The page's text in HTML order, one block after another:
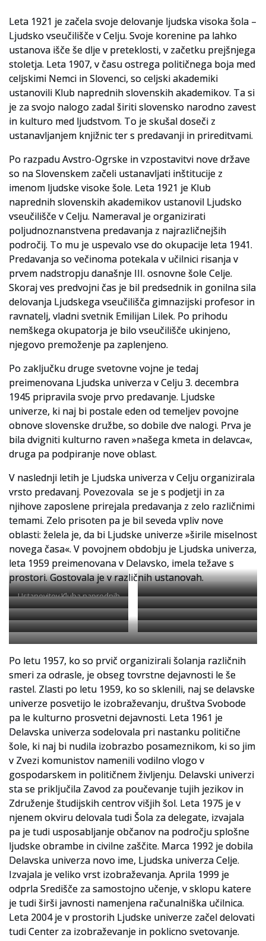
Leta 1921 je začela svoje delovanje ljudska visoka šola –
Ljudsko vseučilišče v Celju. Svoje korenine pa lahko
ustanova išče še dlje v preteklosti, v začetku prejšnjega
stoletja. Leta 1907, v času ostrega političnega boja med
celjskimi Nemci in Slovenci, so celjski akademiki
ustanovili Klub naprednih slovenskih akademikov. Ta si
je za svojo nalogo zadal širiti slovensko narodno zavest
in kulturo med ljudstvom. To je skušal doseči z
ustanavljanjem knjižnic ter s predavanji in prireditvami.
Po razpadu Avstro-Ogrske in vzpostavitvi nove države
so na Slovenskem začeli ustanavljati inštitucije z
imenom ljudske visoke šole. Leta 1921 je Klub
naprednih slovenskih akademikov ustanovil Ljudsko
vseučilišče v Celju. Nameraval je organizirati
poljudnoznanstvena predavanja z najrazličnejših
področij. To mu je uspevalo vse do okupacije leta 1941.
Predavanja so večinoma potekala v učilnici risanja v
prvem nadstropju današnje III. osnovne šole Celje.
Skoraj ves predvojni čas je bil predsednik in gonilna sila
delovanja Ljudskega vseučilišča gimnazijski profesor in
ravnatelj, vladni svetnik Emilijan Lilek. Po prihodu
nemškega okupatorja je bilo vseučilišče ukinjeno,
njegovo premoženje pa zaplenjeno.
Po zaključku druge svetovne vojne je tedaj
preimenovana Ljudska univerza v Celju 3. decembra
1945 pripravila svoje prvo predavanje. Ljudske
univerze, ki naj bi postale eden od temeljev povojne
obnove slovenske družbe, so dobile dve nalogi. Prva je
bila dvigniti kulturno raven »našega kmeta in delavca«,
druga pa podpiranje nove oblast.
V naslednji letih je Ljudska univerza v Celju organizirala
vrsto predavanj. Povezovala se je s podjetji in za
njihove zaposlene prirejala predavanja z zelo različnimi
temami. Zelo prisoten pa je bil seveda vpliv nove
oblasti: želela je, da bi Ljudske univerze »širile miselnost
novega časa«. V povojnem obdobju je Ljudska univerza,
leta 1959 preimenovana v Delavsko, imela težave s
prostori. Gostovala je v različnih ustanovah.
Ustanovitev Kluba naprednih
slovenskih akademikov, 1908.
SI_ZAC/0024
Sklep Kluba naprednih
slovenskih akademikov glede
organiziranja
poljudnoznanstvenih
predavanj, 1921.
SI_ZAC/0024/004/00079
Hodnik v prvem nadstropju
času začetkov delovanja
Ljudskega vseučilišča.
SI_ZAC/1274/001/013/00045_00001
Zunanjost stavbe današnje 3.
delovanja Ljudskega
vseučilišča. SI_ZAC/1274/001/013/
finančno podporo Ljudskemu
vseučilišču, 1931.
SI_ZAC/0024/004/00311
organizacij ZK SZDL in ZSJ so
sprejeli sklep o ustanovitvi
Delavske univerze okraja
Celje, 1959.
SI_ZAC/0098/023/002/03682
Organizacijsko kadrovska
shema Delavske univerze
Celje, 1960. SI_ZAC/0948
Zapisnik o usposabljanju
pripadnikov Narodne zaščite,
1981. SI_ZAC/0597
Plakat ob Tednu vseživljenjskega učenja, 2005. SI_ZAC/1286
Po letu 1957, ko so prvič organizirali šolanja različnih
smeri za odrasle, je obseg tovrstne dejavnosti le še
rastel. Zlasti po letu 1959, ko so sklenili, naj se delavske
univerze posvetijo le izobraževanju, društva Svobode
pa le kulturno prosvetni dejavnosti. Leta 1961 je
Delavska univerza sodelovala pri nastanku politične
šole, ki naj bi nudila izobrazbo posameznikom, ki so jim
v Zvezi komunistov namenili vodilno vlogo v
gospodarskem in političnem življenju. Delavski univerzi
sta se priključila Zavod za poučevanje tujih jezikov in
Združenje študijskih centrov višjih šol. Leta 1975 je v
njenem okviru delovala tudi Šola za delegate, izvajala
pa je tudi usposabljanje občanov na področju splošne
ljudske obrambe in civilne zaščite. Marca 1992 je dobila
Delavska univerza novo ime, Ljudska univerza Celje.
Izvajala je veliko vrst izobraževanja. Aprila 1999 je
odprla Središče za samostojno učenje, v sklopu katere
je tudi širši javnosti namenjena računalniška učilnica.
Leta 2004 je v prostorih Ljudske univerze začel delovati
tudi Center za izobraževanje in poklicno svetovanje.